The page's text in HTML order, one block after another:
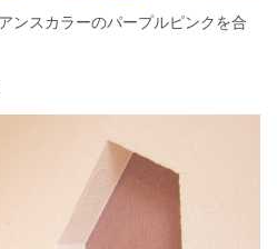
ンスカラーのパープルピンクを合